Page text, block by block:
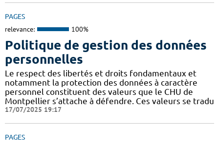
PAGES
relevance: 100%
Politique de gestion des données
personnelles
Le respect des libertés et droits fondamentaux et
notamment la protection des données à caractère
personnel constituent des valeurs que le CHU de
Montpellier s’attache à défendre. Ces valeurs se tradu
17/07/2025 19:17
PAGES